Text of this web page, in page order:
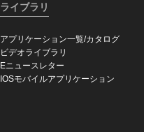
ライブラリ
アプリケーション一覧/カタログ
ビデオライブラリ
Eニュースレター
IOSモバイルアプリケーション